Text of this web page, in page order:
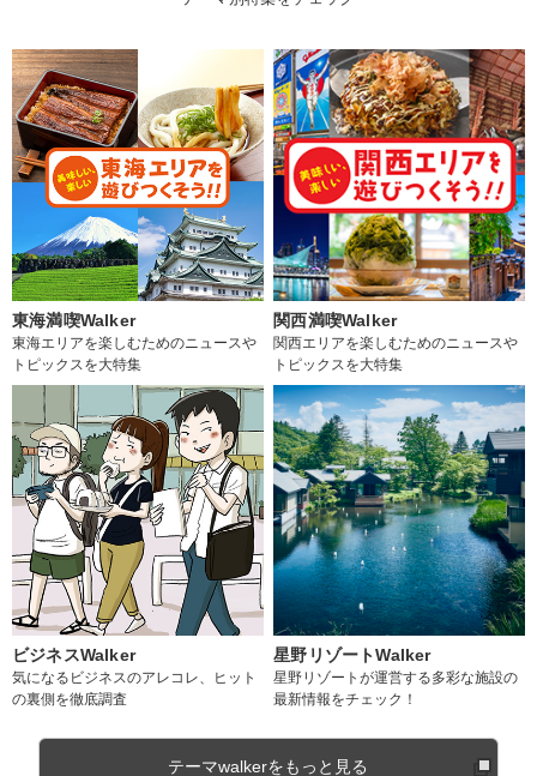
東海満喫Walker
東海エリアを楽しむためのニュースや
トピックスを大特集
関西満喫Walker
関西エリアを楽しむためのニュースや
トピックスを大特集
ビジネスWalker
気になるビジネスのアレコレ、ヒット
の裏側を徹底調査
星野リゾートWalker
星野リゾートが運営する多彩な施設の
最新情報をチェック！
テーマwalkerをもっと見る